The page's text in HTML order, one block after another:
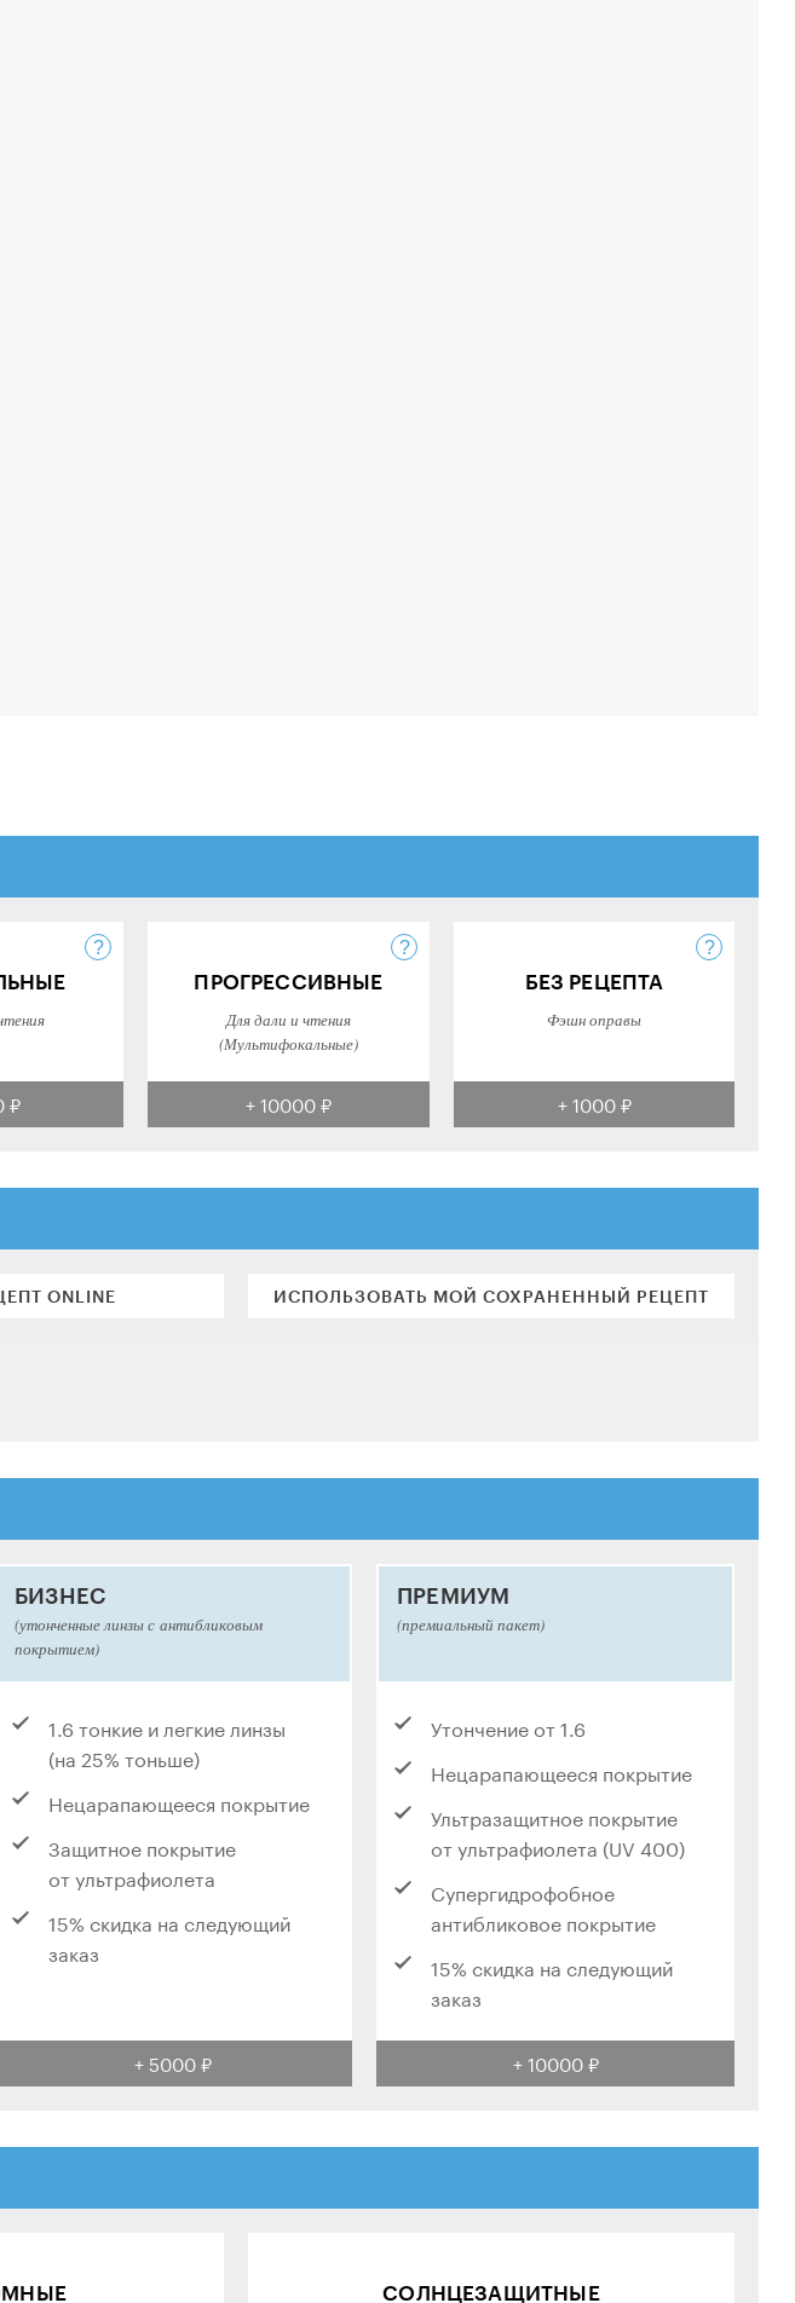
₽
ПРОГРЕССИВНЫЕ
Для дали и чтения
(Мультифокальные)
+ 10000 ₽
БЕЗ РЕЦЕПТА
Фэшн оправы
+ 1000 ₽
ONLINE ИСПОЛЬЗОВАТЬ МОЙ СОХРАНЕННЫЙ РЕЦЕПТ
БИЗНЕС
(утонченные линзы с антибликовым
покрытием)
1.6 тонкие и легкие линзы
(на 25% тоньше)
Нецарапающееся покрытие
Защитное покрытие
от ультрафиолета
15% скидка на следующий
заказ
+ 5000 ₽
ПРЕМИУМ
(премиальный пакет)
Утончение от 1.6
Нецарапающееся покрытие
Ультразащитное покрытие
от ультрафиолета (UV 400)
Супергидрофобное
антибликовое покрытие
15% скидка на следующий
заказ
+ 10000 ₽
СОЛНЦЕЗАЩИТНЫЕ